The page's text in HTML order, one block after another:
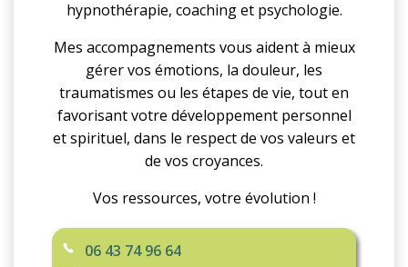
hypnothérapie, coaching et psychologie.
Mes accompagnements vous aident à mieux
gérer vos émotions, la douleur, les
traumatismes ou les étapes de vie, tout en
favorisant votre développement personnel
et spirituel, dans le respect de vos valeurs et
de vos croyances.
Vos ressources, votre évolution !
06 43 74 96 64